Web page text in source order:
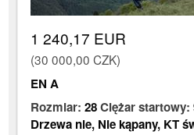
1 240,17 EUR
(30 000,00 CZK)
EN A
Rozmiar:28Ciężar startowy:
Drzewa nie, Nie kąpany, KT